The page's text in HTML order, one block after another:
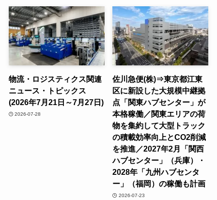
物流・ロジスティクス関連
ニュース・トピックス
(2026年7月21日～7月27日)
2026-07-28
佐川急便(株)⇒東京都江東
区に新設した大規模中継拠
点「関東ハブセンター」が
本格稼働／関東エリアの荷
物を集約して大型トラック
の積載効率向上とCO2削減
を推進／2027年2月「関西
ハブセンター」（兵庫）・
2028年「九州ハブセンタ
ー」（福岡）の稼働も計画
2026-07-23